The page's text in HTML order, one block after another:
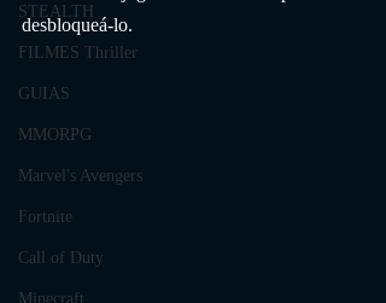
STEALTH
FILMES Thriller
GUIAS
MMORPG
Marvel's Avengers
Fortnite
Call of Duty
Minecraft
desbloqueá-lo.